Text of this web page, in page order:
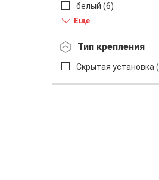
белый (6)
графит (
слоновая кость (2
титан (2)
Тип крепления
Скрытая установка (